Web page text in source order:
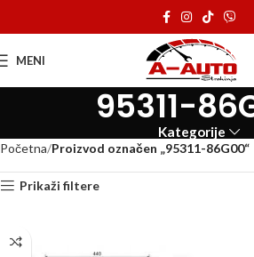
MENI
95311-
Kategorije
Početna Proizvod označen „95311-86G00“
Prikaži filtere